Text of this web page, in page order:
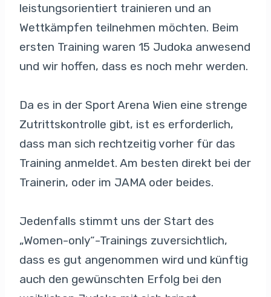
leistungsorientiert trainieren und an
Wettkämpfen teilnehmen möchten. Beim
ersten Training waren 15 Judoka anwesend
und wir hoffen, dass es noch mehr werden.
Da es in der Sport Arena Wien eine strenge
Zutrittskontrolle gibt, ist es erforderlich,
dass man sich rechtzeitig vorher für das
Training anmeldet. Am besten direkt bei der
Trainerin, oder im JAMA oder beides.
Jedenfalls stimmt uns der Start des
„Women-only“-Trainings zuversichtlich,
dass es gut angenommen wird und künftig
auch den gewünschten Erfolg bei den